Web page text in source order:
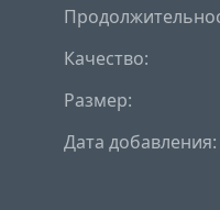
Качество:
Размер:
Дата добавления: